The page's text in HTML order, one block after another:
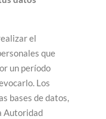
el
que
un período
Los
bases de datos,
Autoridad